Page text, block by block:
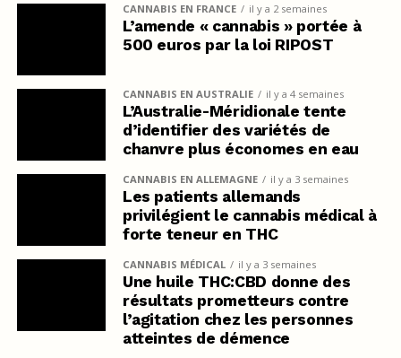
CANNABIS EN FRANCE il y a 2 semaines
L’amende « cannabis » portée à
500 euros par la loi RIPOST
CANNABIS EN AUSTRALIE il y a 4 semaines
L’Australie-Méridionale tente
d’identifier des variétés de
chanvre plus économes en eau
CANNABIS EN ALLEMAGNE il y a 3 semaines
Les patients allemands
privilégient le cannabis médical à
forte teneur en THC
CANNABIS MÉDICAL il y a 3 semaines
Une huile THC:CBD donne des
résultats prometteurs contre
l’agitation chez les personnes
atteintes de démence